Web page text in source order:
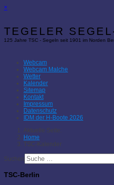
×
TEGELER
125 Jahre TSC - Segeln seit 1901 im Norden
Webcam
Webcam Malche
Wetter
Kalender
Sitemap
Kontakt
Impressum
Datenschutz
IDM der H-Boote 2026
Aktuelle Seite:
Home
TSC-Kalender
Suchen
TSC-Berlin